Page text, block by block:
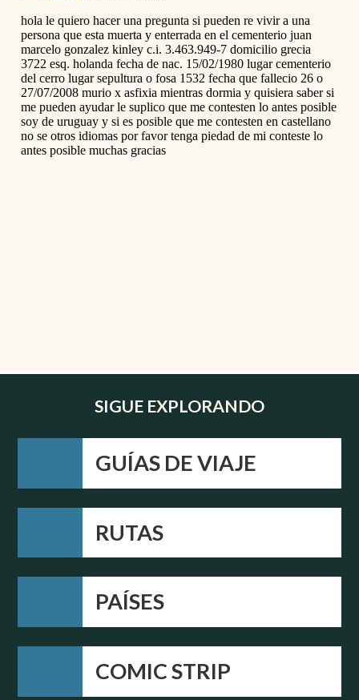
SIGUE EXPLORANDO
GUÍAS DE VIAJE
RUTAS
PAÍSES
COMIC STRIP